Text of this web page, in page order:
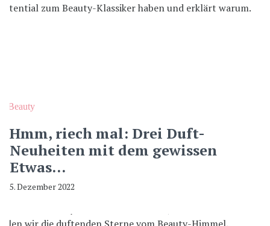
Beauty
Hmm, riech mal: Drei Duft-
Neuheiten mit dem gewissen
Etwas…
5. Dezember 2022